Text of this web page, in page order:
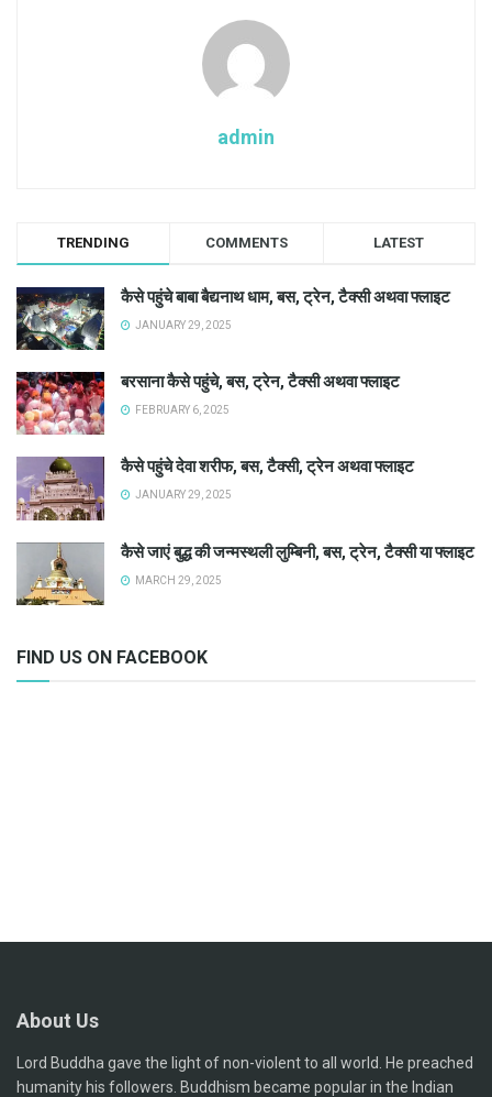
admin
TRENDING COMMENTS LATEST
कैसे पहुंचे बाबा बैद्यनाथ धाम, बस, ट्रेन, टैक्सी अथवा फ्लाइट
JANUARY 29, 2025
बरसाना कैसे पहुंचे, बस, ट्रेन, टैक्सी अथवा फ्लाइट
FEBRUARY 6, 2025
कैसे पहुंचे देवा शरीफ, बस, टैक्सी, ट्रेन अथवा फ्लाइट
JANUARY 29, 2025
कैसे जाएं बुद्ध की जन्मस्थली लुम्बिनी, बस, ट्रेन, टैक्सी या फ्लाइट
MARCH 29, 2025
FIND US ON FACEBOOK
About Us
Lord Buddha gave the light of non-violent to all world. He preached
humanity his followers. Buddhism became popular in the Indian